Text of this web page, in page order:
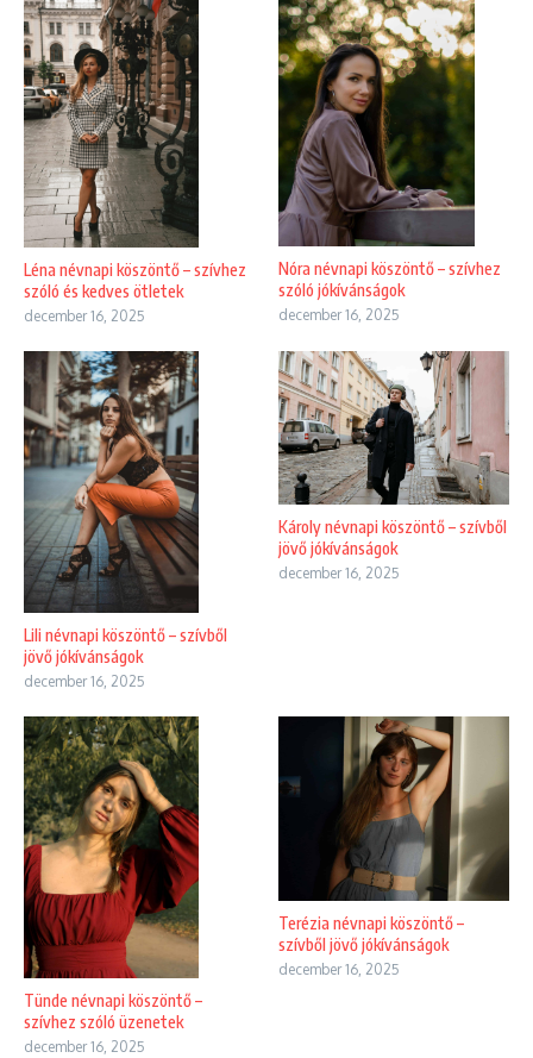
Léna névnapi köszöntő – szívhez
szóló és kedves ötletek
december 16, 2025
Nóra névnapi köszöntő – szívhez
szóló jókívánságok
december 16, 2025
Lili névnapi köszöntő – szívből
jövő jókívánságok
december 16, 2025
Károly névnapi köszöntő – szívből
jövő jókívánságok
december 16, 2025
Tünde névnapi köszöntő –
szívhez szóló üzenetek
december 16, 2025
Terézia névnapi köszöntő –
szívből jövő jókívánságok
december 16, 2025